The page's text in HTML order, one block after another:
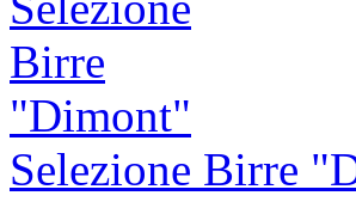
Selezione Birre